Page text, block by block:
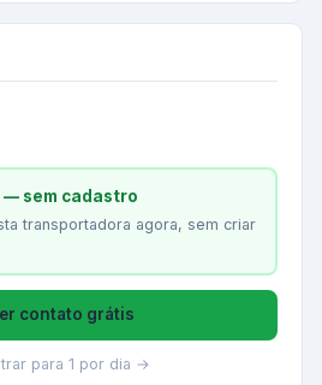
sem cadastro
transportadora agora, sem criar
contato grátis
para 1 por dia →